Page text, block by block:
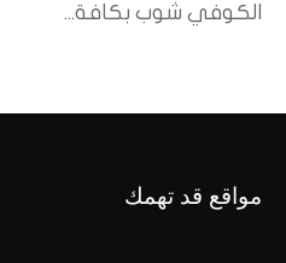
الكوفي شوب بكافة...
مواقع قد تهمك